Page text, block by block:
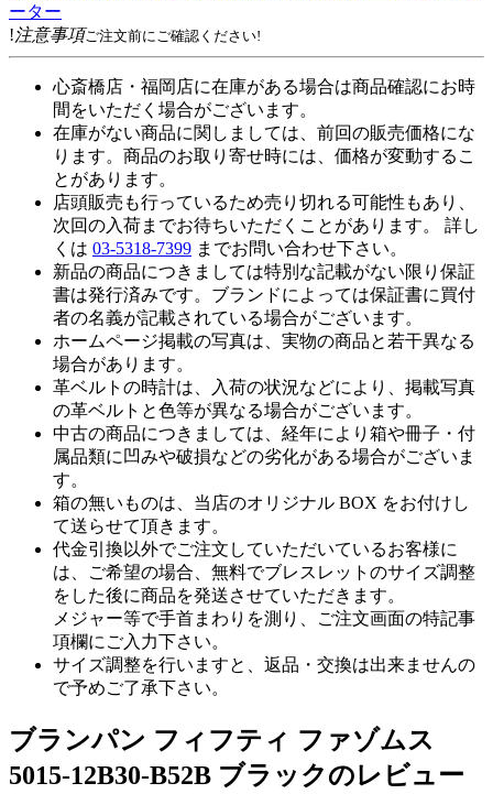
ーター
!注意事項ご注文前にご確認ください!
心斎橋店・福岡店に在庫がある場合は商品確認にお時
間をいただく場合がございます。
在庫がない商品に関しましては、前回の販売価格にな
ります。商品のお取り寄せ時には、価格が変動するこ
とがあります。
店頭販売も行っているため売り切れる可能性もあり、
次回の入荷までお待ちいただくことがあります。 詳し
くは 03-5318-7399 までお問い合わせ下さい。
新品の商品につきましては特別な記載がない限り保証
書は発行済みです。ブランドによっては保証書に買付
者の名義が記載されている場合がございます。
ホームページ掲載の写真は、実物の商品と若干異なる
場合があります。
革ベルトの時計は、入荷の状況などにより、掲載写真
の革ベルトと色等が異なる場合がございます。
中古の商品につきましては、経年により箱や冊子・付
属品類に凹みや破損などの劣化がある場合がございま
す。
箱の無いものは、当店のオリジナル BOX をお付けし
て送らせて頂きます。
代金引換以外でご注文していただいているお客様に
は、ご希望の場合、無料でブレスレットのサイズ調整
をした後に商品を発送させていただきます。
メジャー等で手首まわりを測り、ご注文画面の特記事
項欄にご入力下さい。
サイズ調整を行いますと、返品・交換は出来ませんの
で予めご了承下さい。
ブランパン フィフティ ファゾムス
5015-12B30-B52B ブラックのレビュー